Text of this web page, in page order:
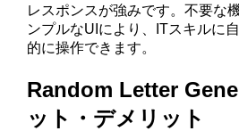
レスポンスが強みです。不要な
ンプルなUIにより、ITスキルに
的に操作できます。
Random Letter
ット・デメリット